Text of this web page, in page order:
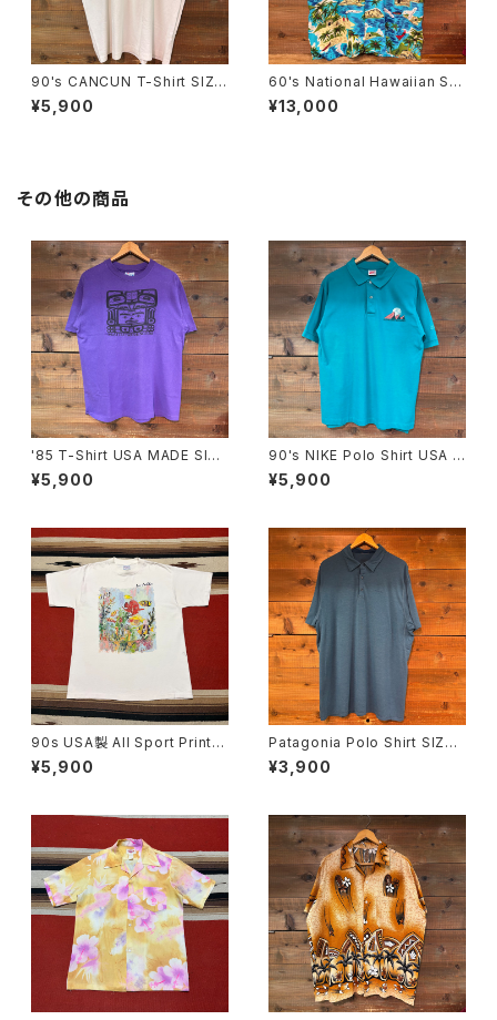
90's CANCUN T-Shirt SIZE:
44
¥5,900
60's National Hawaiian Shi
rt SIZE:XXL
¥13,000
その他の商品
'85 T-Shirt USA MADE SIZ
E:L
¥5,900
90's NIKE Polo Shirt USA M
ADE SIZE:L
¥5,900
90s USA製 All Sport Print T
-shirt size XL
¥5,900
Patagonia Polo Shirt SIZE:
XL
¥3,900